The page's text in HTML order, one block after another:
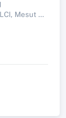
KÖYLÜOĞLU, Hasan Serhat ÇERÇİ